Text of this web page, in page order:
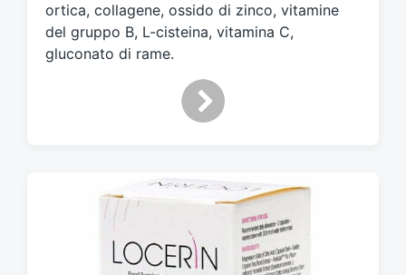
n
ortica, collagene, ossido di zinco, vitamine
del gruppo B, L-cisteina, vitamina C,
gluconato di rame.